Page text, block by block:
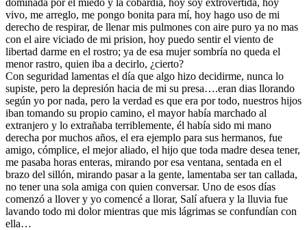
dominada por el miedo y la cobardía, hoy soy extrovertida, hoy
vivo, me arreglo, me pongo bonita para mí, hoy hago uso de mi
derecho de respirar, de llenar mis pulmones con aire puro ya no mas
con el aire viciado de mi prision, hoy puedo sentir el viento de
libertad darme en el rostro; ya de esa mujer sombría no queda el
menor rastro, quien iba a decirlo, ¿cierto?
Con seguridad lamentas el día que algo hizo decidirme, nunca lo
supiste, pero la depresión hacia de mi su presa….eran dias llorando
según yo por nada, pero la verdad es que era por todo, nuestros hijos
iban tomando su propio camino, el mayor había marchado al
extranjero y lo extrañaba terriblemente, él había sido mi mano
derecha por muchos años, el era ejemplo para sus hermanos, fue
amigo, cómplice, el mejor aliado, el hijo que toda madre desea tener,
me pasaba horas enteras, mirando por esa ventana, sentada en el
brazo del sillón, mirando pasar a la gente, lamentaba ser tan callada,
no tener una sola amiga con quien conversar. Uno de esos días
comenzó a llover y yo comencé a llorar, Salí afuera y la lluvia fue
lavando todo mi dolor mientras que mis lágrimas se confundían con
ella…